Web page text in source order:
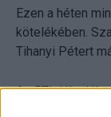
Ezen a héten
kötelékében.
Tihanyi Pétert
Az RTL
műsorvezetői